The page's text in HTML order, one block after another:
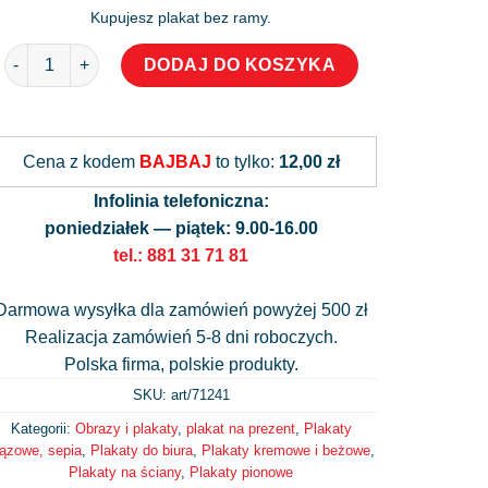
Kupujesz plakat bez ramy.
ilość Plakat patent z roku 1885 na mechanizm kalendarza
DODAJ DO KOSZYKA
Cena z kodem BAJBAJ to tylko: 12,00 zł
Infolinia telefoniczna:
poniedziałek — piątek: 9.00-16.00
tel.: 881 31 71 81
wysyłka dla zamówień powyżej 500 zł
Realizacja zamówień 5-8 dni roboczych.
Polska firma, polskie produkty.
SKU: art/71241
Kategorii: Obrazy i plakaty, plakat na prezent, Plakaty
sepia Plakaty do biura Plakaty kremowe i beżowe
Plakaty na ściany, Plakaty pionowe